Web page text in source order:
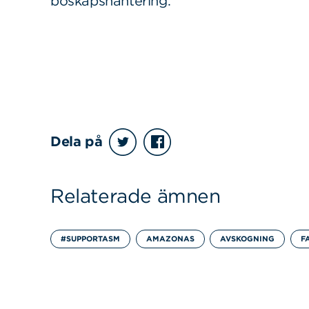
Dela på
Relaterade ämnen
#SUPPORTASM AMAZONAS AVSKOGNING